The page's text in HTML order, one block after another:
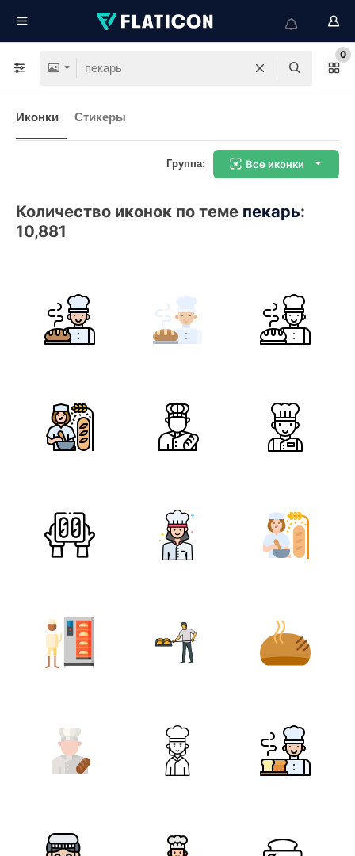
0
Иконки Стикеры
Группа: Все иконки
Количество иконок по теме пекарь:
10,881